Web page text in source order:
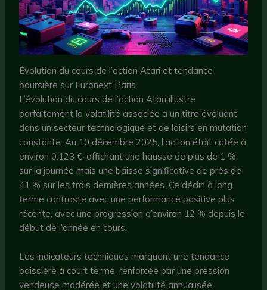
Évolution du cours de l’action Atari et tendance
boursière sur Euronext Paris
L’évolution du cours de l’action Atari illustre
parfaitement la volatilité associée à un titre évoluant
dans un secteur technologique et de loisirs en mutation
constante. Au 10 décembre 2025, l’action était cotée à
environ 0,123 €, affichant une hausse de plus de 1 %
sur la journée mais une baisse significative de près de
41 % sur les trois dernières années. Ce déclin à long
terme contraste avec une performance positive plus
récente, avec une progression d’environ 12 % depuis le
début de l’année en cours.
Les indicateurs techniques marquent une tendance
baissière à court terme, renforcée par une pression
vendeuse modérée et une volatilité annualisée